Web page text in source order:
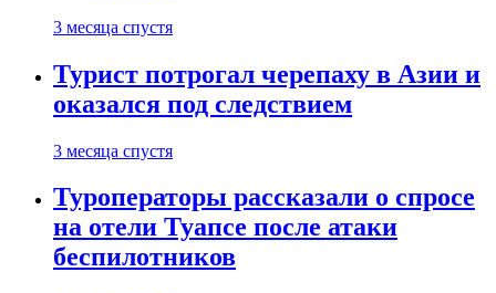
3 месяца спустя
Турист потрогал черепаху в Азии и
оказался под следствием
3 месяца спустя
Туроператоры рассказали о спросе
на отели Туапсе после атаки
беспилотников